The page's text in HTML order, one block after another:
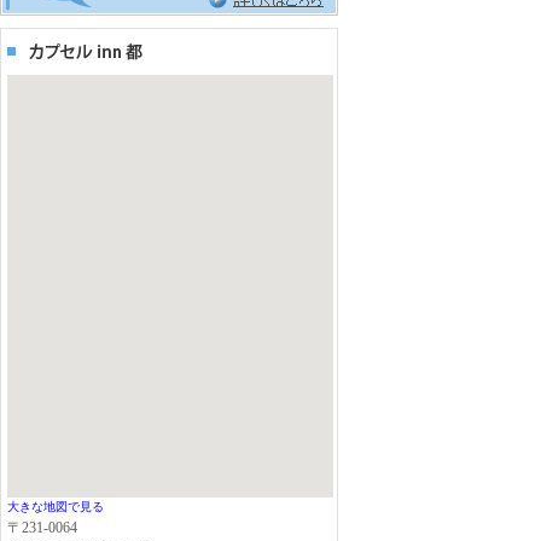
大きな地図で見る
〒231-0064